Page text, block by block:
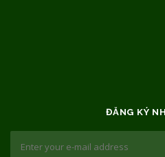
ĐĂNG KÝ